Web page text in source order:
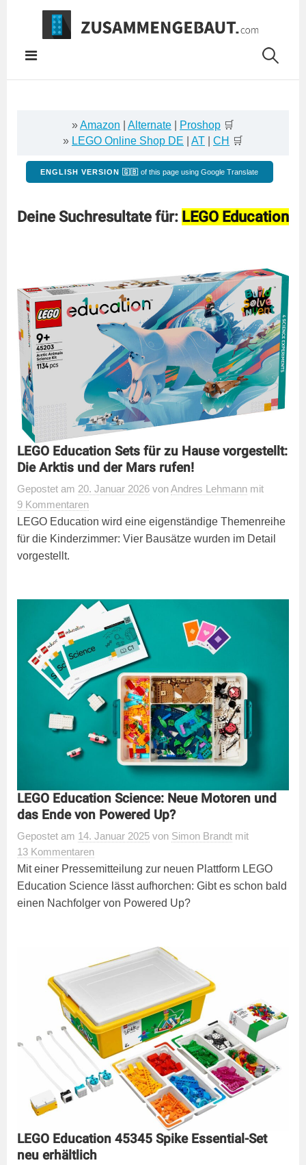
Springe
Inhalt
»Amazon Alternate Proshop 🛒
» LEGO Online Shop DE AT CH 🛒
ENGLISH VERSION 🇬🇧 of this page using Google Translate
Deine Suchresultate für: LEGO Education
LEGO Education Sets für zu Hause vorgestellt:
Die Arktis und der Mars rufen!
Gepostet am 20. Januar 2026 vonAndres Lehmann mit
9 Kommentaren
LEGO Education wird eine eigenständige Themenreihe
für die Kinderzimmer: Vier Bausätze wurden im Detail
vorgestellt.
LEGO Education Science: Neue Motoren und
das Ende von Powered Up?
Gepostet am 14. Januar 2025 von Simon Brandt mit
13 Kommentaren
Mit einer Pressemitteilung zur neuen Plattform LEGO
Education Science lässt aufhorchen: Gibt es schon bald
einen Nachfolger von Powered Up?
LEGO Education 45345 Spike Essential-Set
neu erhältlich